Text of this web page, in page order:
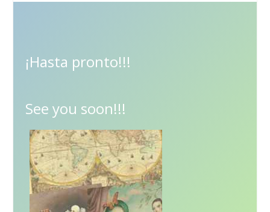
¡Hasta pronto!!!
See you soon!!!